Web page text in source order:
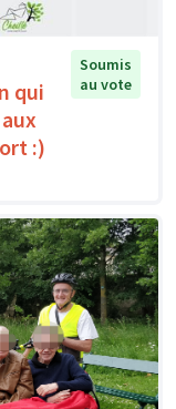
qui
:)
Soumis
au vote